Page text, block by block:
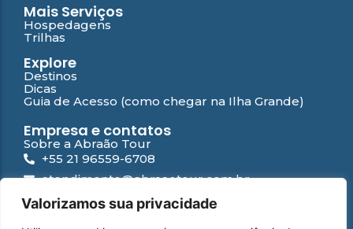
Valorizamos sua privacidade
Mais Serviços
Hospedagens
Trilhas
Explore
Destinos
Dicas
Guia de Acesso (como chegar na Ilha Grande)
Empresa e contatos
Sobre a Abraão Tour
+55 21 96559-6708
atendimento@abraaotour.com.br
Ilha Grande